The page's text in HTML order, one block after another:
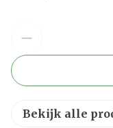
Bekijk alle